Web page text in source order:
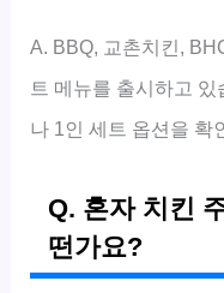
A. BBQ, 교촌치킨,
트 메뉴를 출시하고 있
나 1인 세트 옵션을 확
Q. 혼자 치킨
떤가요?